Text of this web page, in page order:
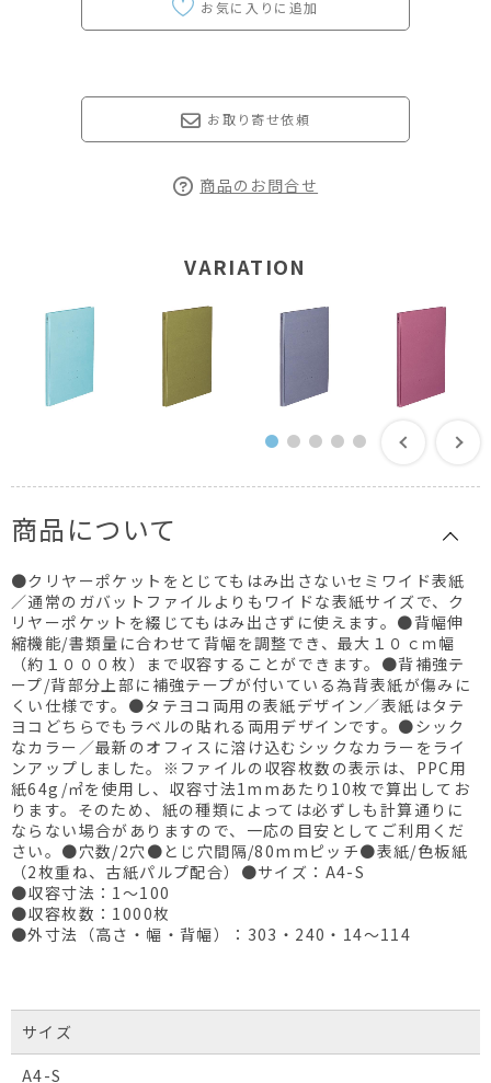
お取り寄せ依頼
商品のお問合せ
VARIATION
商品について
●クリヤーポケットをとじてもはみ出さないセミワイド表紙
／通常のガバットファイルよりもワイドな表紙サイズで、ク
リヤーポケットを綴じてもはみ出さずに使えます。●背幅伸
縮機能/書類量に合わせて背幅を調整でき、最大１０ｃｍ幅
（約１０００枚）まで収容することができます。●背補強テ
ープ/背部分上部に補強テープが付いている為背表紙が傷みに
くい仕様です。●タテヨコ両用の表紙デザイン／表紙はタテ
ヨコどちらでもラベルの貼れる両用デザインです。●シック
なカラー／最新のオフィスに溶け込むシックなカラーをライ
ンアップしました。※ファイルの収容枚数の表示は、PPC用
紙64g/㎡を使用し、収容寸法1mmあたり10枚で算出してお
ります。そのため、紙の種類によっては必ずしも計算通りに
ならない場合がありますので、一応の目安としてご利用くだ
さい。●穴数/2穴●とじ穴間隔/80mmピッチ●表紙/色板紙
（2枚重ね、古紙パルプ配合）●サイズ：A4-S
●収容寸法：1～100
●収容枚数：1000枚
●外寸法（高さ・幅・背幅）：303・240・14～114
サイズ
A4-S